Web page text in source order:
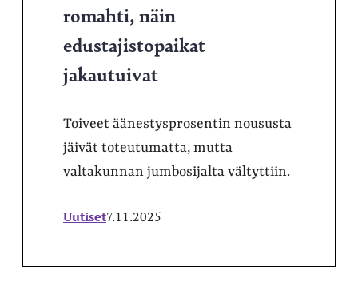
romahti, näin
edustajistopaikat
jakautuivat
Toiveet äänestysprosentin noususta
jäivät toteutumatta, mutta
valtakunnan jumbosijalta vältyttiin.
Uutiset7.11.2025